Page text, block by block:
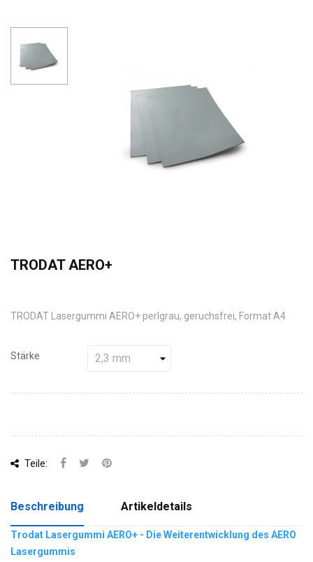
TRODAT AERO+
TRODAT Lasergummi AERO+ perlgrau, geruchsfrei, Format A4
Stärke
Teile:
Beschreibung Artikeldetails
Trodat Lasergummi AERO+ - Die Weiterentwicklung des AERO
Lasergummis